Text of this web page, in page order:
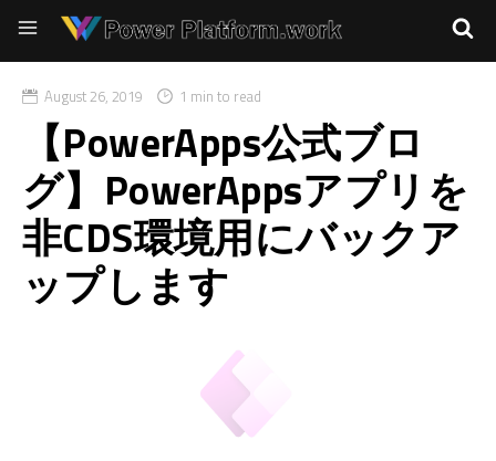
August 26, 2019 1 min to read
【PowerApps公式ブロ
グ】PowerAppsアプリを
非CDS環境用にバックア
ップします